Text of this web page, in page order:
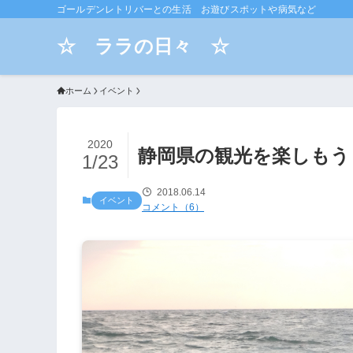
ゴールデンレトリバーとの生活 お遊びスポットや病気など
☆ ララの日々 ☆
ホーム イベント
静岡県の観光を楽しも
2020
1/23
イベント
2018.06.14
コメント（6）